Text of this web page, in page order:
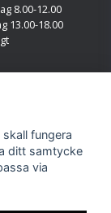
8.00-12.00
13.00-18.00
fungera
ditt samtycke
via